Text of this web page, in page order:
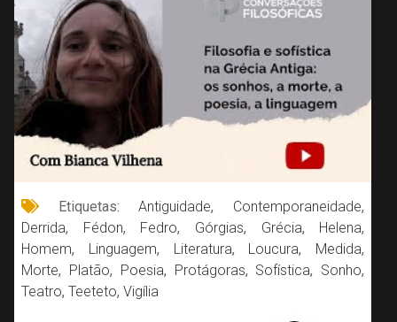
Etiquetas:Antiguidade, Contemporaneidade,
Derrida, Fédon, Fedro, Górgias, Grécia, Helena,
Homem, Linguagem, Literatura, Loucura, Medida,
Morte, Platão, Poesia, Protágoras, Sofística, Sonho,
Teatro, Teeteto, Vigília